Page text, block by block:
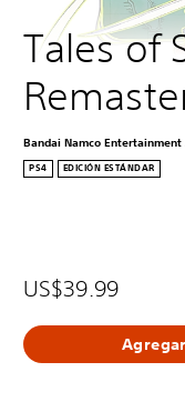
Tales of
Bandai Namco Entertainment
PS4 EDICIÓN ESTÁNDAR
US$39.99